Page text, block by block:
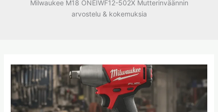
Milwaukee M18 ONEIWF12-502X Mutterinväännin
arvostelu & kokemuksia